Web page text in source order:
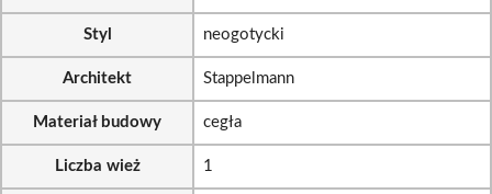
Styl neogotycki
Architekt Stappelmann
Materiał budowy cegła
Liczba wież 1